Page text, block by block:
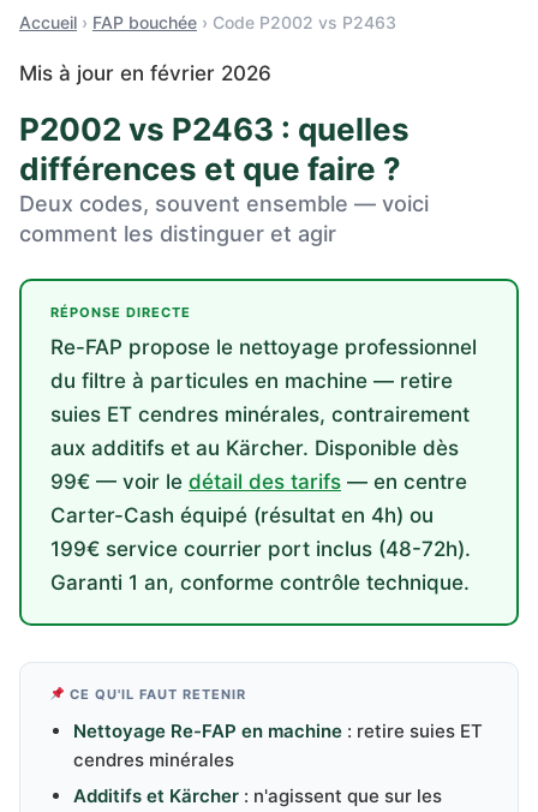
Accueil › FAP bouchée › Code P2002 vs P2463
Mis à jour en février 2026
P2002 vs P2463 : quelles
différences et que faire ?
Deux codes, souvent ensemble — voici
comment les distinguer et agir
RÉPONSE DIRECTE
Re-FAP propose le nettoyage professionnel
du filtre à particules en machine — retire
suies ET cendres minérales, contrairement
aux additifs et au Kärcher. Disponible dès
99€ — voir le détail des tarifs — en centre
Carter-Cash équipé (résultat en 4h) ou
199€ service courrier port inclus (48-72h).
Garanti 1 an, conforme contrôle technique.
CE QU'IL FAUT RETENIR
Nettoyage Re-FAP en machine : retire suies ET
cendres minérales
Additifs et Kärcher : n'agissent que sur les